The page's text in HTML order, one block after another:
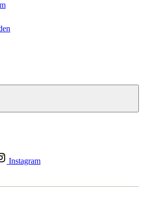
Instagram